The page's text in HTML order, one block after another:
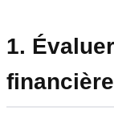
1.
financière